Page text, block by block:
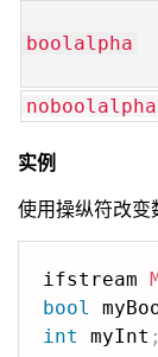
boolalpha
noboolalpha
实例
使用操纵符改变
ifstream
bool
int
myInt ;